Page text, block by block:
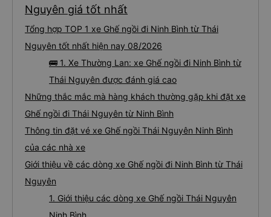
Nguyên giá tốt nhất
Tổng hợp TOP 1 xe Ghế ngồi đi Ninh Bình từ Thái
Nguyên tốt nhất hiện nay 08/2026
🚌 1. Xe Thường Lan: xe Ghế ngồi đi Ninh Bình từ
Thái Nguyên được đánh giá cao
Những thắc mắc mà hàng khách thường gặp khi đặt xe
Ghế ngồi đi Thái Nguyên từ Ninh Bình
Thông tin đặt vé xe Ghế ngồi Thái Nguyên Ninh Bình
của các nhà xe
Giới thiệu về các dòng xe Ghế ngồi đi Ninh Bình từ Thái
Nguyên
1. Giới thiệu các dòng xe Ghế ngồi Thái Nguyên
Ninh Bình